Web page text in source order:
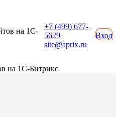
на 1С-
+7 (499) 677-
5629
site@aprix.ru
Вход
на 1С-Битрикс